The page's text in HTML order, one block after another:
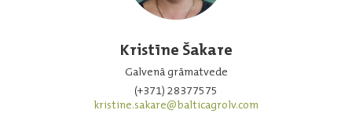
Kristīne Šakare
Galvenā grāmatvede
(+371) 28377575
kristine.sakare@balticagrolv.com